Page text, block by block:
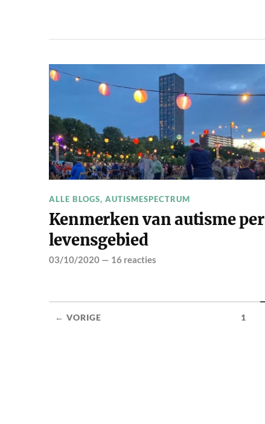
ALLE BLOGS, AUTISMESPECTRUM
Kenmerken van autisme per
levensgebied
03/10/2020— 16 reacties
← VORIGE 1